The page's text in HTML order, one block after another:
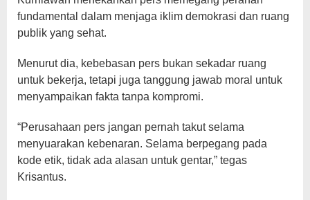
fundamental dalam menjaga iklim demokrasi dan ruang
publik yang sehat.
Menurut dia, kebebasan pers bukan sekadar ruang
untuk bekerja, tetapi juga tanggung jawab moral untuk
menyampaikan fakta tanpa kompromi.
“Perusahaan pers jangan pernah takut selama
menyuarakan kebenaran. Selama berpegang pada
kode etik, tidak ada alasan untuk gentar,” tegas
Krisantus.